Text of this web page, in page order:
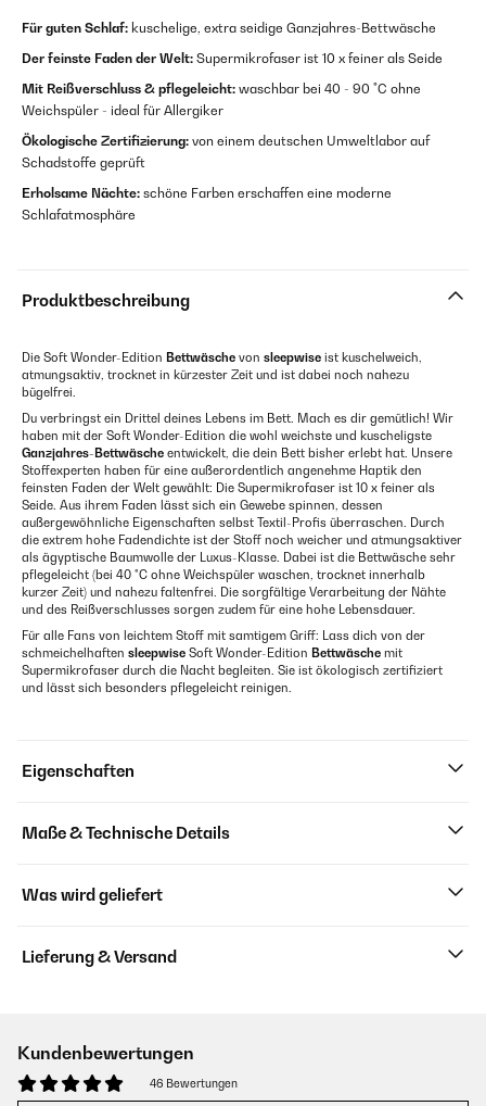
Für guten Schlaf: kuschelige, extra seidige Ganzjahres-Bettwäsche
Der feinste Faden der Welt: Supermikrofaser ist 10 x feiner als Seide
Mit Reißverschluss & pflegeleicht: waschbar bei 40 - 90 °C ohne
Weichspüler - ideal für Allergiker
Ökologische Zertifizierung: von einem deutschen Umweltlabor auf
Schadstoffe geprüft
Erholsame Nächte: schöne Farben erschaffen eine moderne
Schlafatmosphäre
Produktbeschreibung
Die Soft Wonder-Edition Bettwäsche von sleepwise ist kuschelweich,
atmungsaktiv, trocknet in kürzester Zeit und ist dabei noch nahezu
bügelfrei.
Du verbringst ein Drittel deines Lebens im Bett. Mach es dir gemütlich! Wir
haben mit der Soft Wonder-Edition die wohl weichste und kuscheligste
Ganzjahres-Bettwäsche entwickelt, die dein Bett bisher erlebt hat. Unsere
Stoffexperten haben für eine außerordentlich angenehme Haptik den
feinsten Faden der Welt gewählt: Die Supermikrofaser ist 10 x feiner als
Seide. Aus ihrem Faden lässt sich ein Gewebe spinnen, dessen
außergewöhnliche Eigenschaften selbst Textil-Profis überraschen. Durch
die extrem hohe Fadendichte ist der Stoff noch weicher und atmungsaktiver
als ägyptische Baumwolle der Luxus-Klasse. Dabei ist die Bettwäsche sehr
pflegeleicht (bei 40 °C ohne Weichspüler waschen, trocknet innerhalb
kurzer Zeit) und nahezu faltenfrei. Die sorgfältige Verarbeitung der Nähte
und des Reißverschlusses sorgen zudem für eine hohe Lebensdauer.
Für alle Fans von leichtem Stoff mit samtigem Griff: Lass dich von der
schmeichelhaften sleepwise Soft Wonder-Edition Bettwäsche mit
Supermikrofaser durch die Nacht begleiten. Sie ist ökologisch zertifiziert
und lässt sich besonders pflegeleicht reinigen.
Eigenschaften
Maße & Technische Details
Was wird geliefert
Lieferung & Versand
Kundenbewertungen
46 Bewertungen